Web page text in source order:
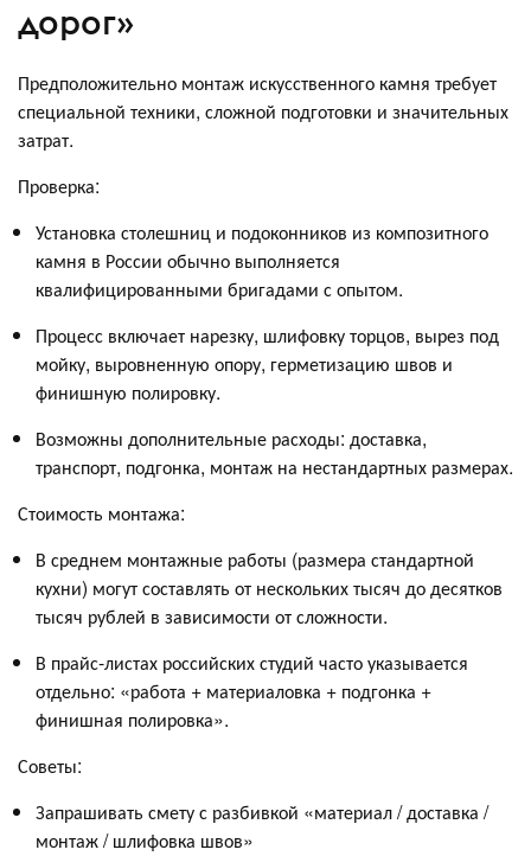
дорог»
Предположительно монтаж искусственного камня требует
специальной техники, сложной подготовки и значительных
затрат.
Проверка:
Установка столешниц и подоконников из композитного
камня в России обычно выполняется
квалифицированными бригадами с опытом.
Процесс включает нарезку, шлифовку торцов, вырез под
мойку, выровненную опору, герметизацию швов и
финишную полировку.
Возможны дополнительные расходы: доставка,
транспорт, подгонка, монтаж на нестандартных размерах.
Стоимость монтажа:
В среднем монтажные работы (размера стандартной
кухни) могут составлять от нескольких тысяч до десятков
тысяч рублей в зависимости от сложности.
В прайс-листах российских студий часто указывается
отдельно: «работа + материаловка + подгонка +
финишная полировка».
Советы:
Запрашивать смету с разбивкой «материал / доставка /
монтаж / шлифовка швов»